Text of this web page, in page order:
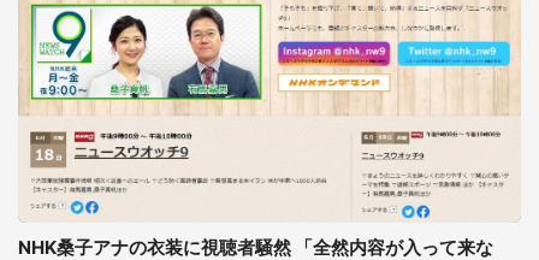
NHK桑子アナの衣装に視聴者騒然 「全然内容が入って来な